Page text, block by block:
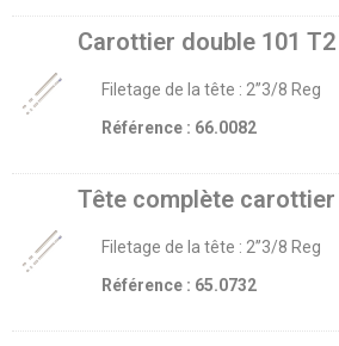
Carottier double 101
Filetage de la tête : 2’’3/8 Reg
Référence : 66.0082
Tête complète
Filetage de la tête : 2’’3/8 Reg
Référence : 65.0732